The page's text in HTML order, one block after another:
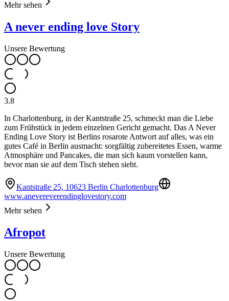
Mehr sehen
A never ending love Story
Unsere Bewertung
3.8
In Charlottenburg, in der Kantstraße 25, schmeckt man die Liebe
zum Frühstück in jedem einzelnen Gericht gemacht. Das A Never
Ending Love Story ist Berlins rosarote Antwort auf alles, was ein
gutes Café in Berlin ausmacht: sorgfältig zubereitetes Essen, warme
Atmosphäre und Pancakes, die man sich kaum vorstellen kann,
bevor man sie auf dem Tisch stehen sieht.
Kantstraße 25, 10623 Berlin Charlottenburg
www.anevereverendinglovestory.com
Mehr sehen
Afropot
Unsere Bewertung